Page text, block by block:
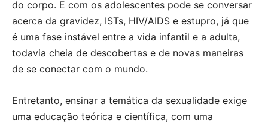
do corpo. E com os adolescentes pode se conversar
acerca da gravidez, ISTs, HIV/AIDS e estupro, já que
é uma fase instável entre a vida infantil e a adulta,
todavia cheia de descobertas e de novas maneiras
de se conectar com o mundo.
Entretanto, ensinar a temática da sexualidade exige
uma educação teórica e científica, com uma